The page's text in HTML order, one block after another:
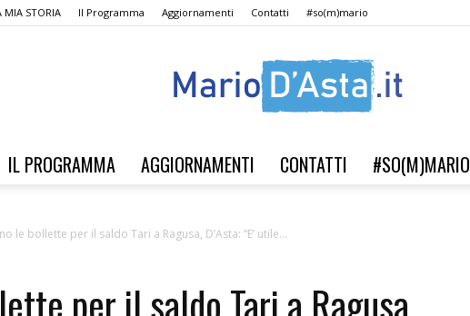
MIA STORIA Il Programma Aggiornamenti Contatti #so(m)mario
il
IL PROGRAMMA AGGIORNAMENTI CONTATTI #SO(M)MARIO
le bollette per il saldo Tari a Ragusa, D’Asta: “E’ utile...
per il saldo Tari a Ragusa,